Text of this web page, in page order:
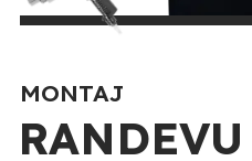
MONTAJ
RANDEVU